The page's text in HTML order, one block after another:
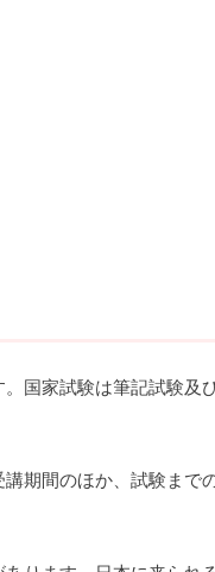
国家試験は筆記試験及
期間のほか、試験まで